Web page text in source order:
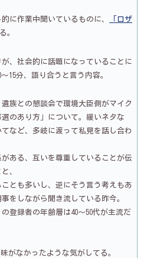
に作業中聞いているものに、
「ロザ
。
、社会的に話題になっていることに
15分、語り合うと言う内容。
族との懇談会で環境大臣側がマイク
のあり方」について。緩いネタな
など、多岐に渡って私見を話し合わ
ある、互いを尊重していることが伝
、
とも多いし、逆にそう言う考えもあ
をしながら聞き流している昨今。
登録者の年齢層は40～50代が主流だ
がなかったような気がしてる。